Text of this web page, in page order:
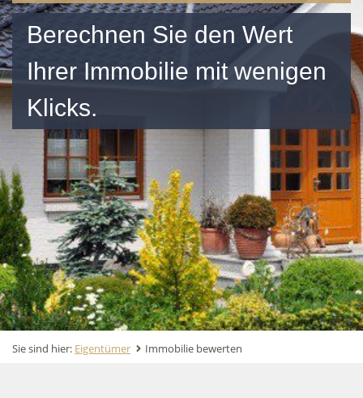
Berechnen Sie den Wert
Ihrer Immobilie mit wenigen
Klicks.
Sie sind hier: Eigentümer Immobilie bewerten